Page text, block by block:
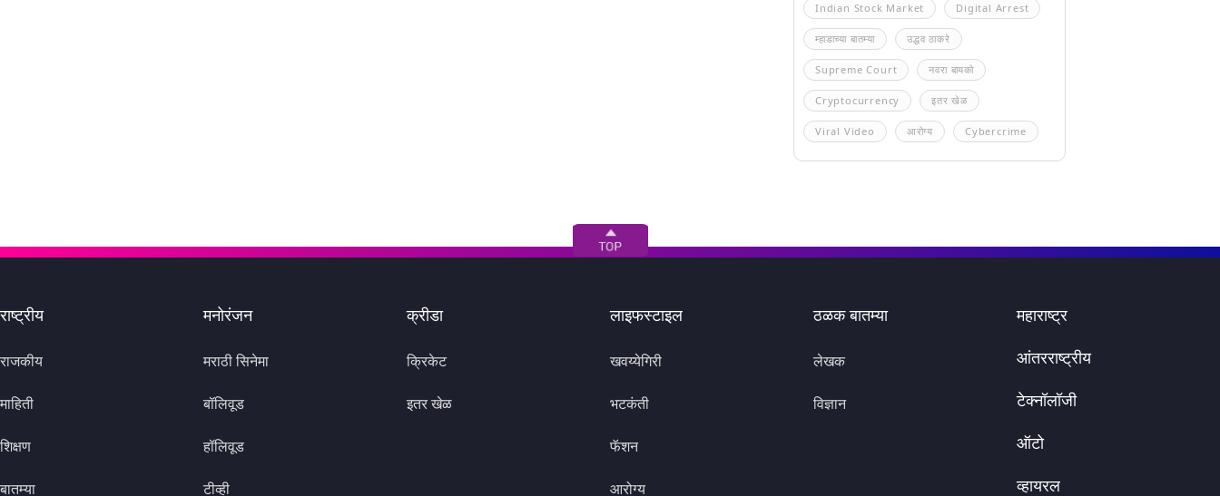
Indian Stock Market Digital Arrest
म्हाडाच्या बातम्या उद्धव ठाकरे
Supreme Court नवरा बायको
Cryptocurrency इतर खेळ
Viral Video आरोग्य Cybercrime
राष्ट्रीय
राजकीय
माहिती
शिक्षण
बातम्या
मनोरंजन
मराठी सिनेमा
बॉलिवूड
हॉलिवूड
टीव्ही
क्रीडा
क्रिकेट
इतर खेळ
लाइफस्टाइल
खवय्येगिरी
भटकंती
फॅशन
आरोग्य
ठळक बातम्या
लेखक
विज्ञान
महाराष्ट्र
आंतरराष्ट्रीय
टेक्नॉलॉजी
ऑटो
व्हायरल